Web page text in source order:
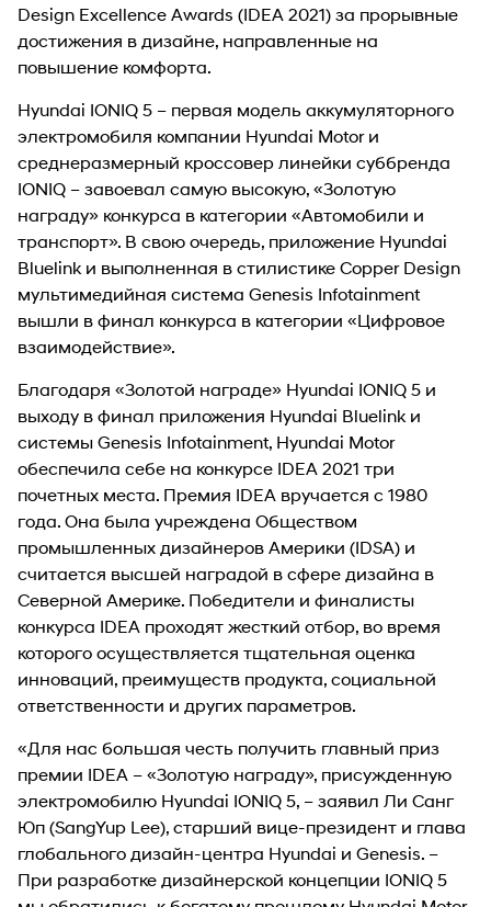
Design Excellence Awards (IDEA 2021) за прорывные
достижения в дизайне, направленные на
повышение комфорта.
Hyundai IONIQ 5 – первая модель аккумуляторного
электромобиля компании Hyundai Motor и
среднеразмерный кроссовер линейки суббренда
IONIQ – завоевал самую высокую, «Золотую
награду» конкурса в категории «Автомобили и
транспорт». В свою очередь, приложение Hyundai
Bluelink и выполненная в стилистике Copper Design
мультимедийная система Genesis Infotainment
вышли в финал конкурса в категории «Цифровое
взаимодействие».
Благодаря «Золотой награде» Hyundai IONIQ 5 и
выходу в финал приложения Hyundai Bluelink и
системы Genesis Infotainment, Hyundai Motor
обеспечила себе на конкурсе IDEA 2021 три
почетных места. Премия IDEA вручается с 1980
года. Она была учреждена Обществом
промышленных дизайнеров Америки (IDSA) и
считается высшей наградой в сфере дизайна в
Северной Америке. Победители и финалисты
конкурса IDEA проходят жесткий отбор, во время
которого осуществляется тщательная оценка
инноваций, преимуществ продукта, социальной
ответственности и других параметров.
«Для нас большая честь получить главный приз
премии IDEA – «Золотую награду», присужденную
электромобилю Hyundai IONIQ 5, – заявил Ли Санг
Юп (SangYup Lee), старший вице-президент и глава
глобального дизайн-центра Hyundai и Genesis. –
При разработке дизайнерской концепции IONIQ 5